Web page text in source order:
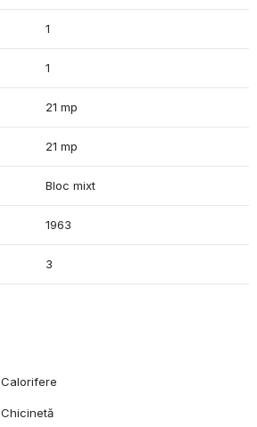
1
1
21 mp
21 mp
Bloc mixt
1963
3
Calorifere
Chicinetă